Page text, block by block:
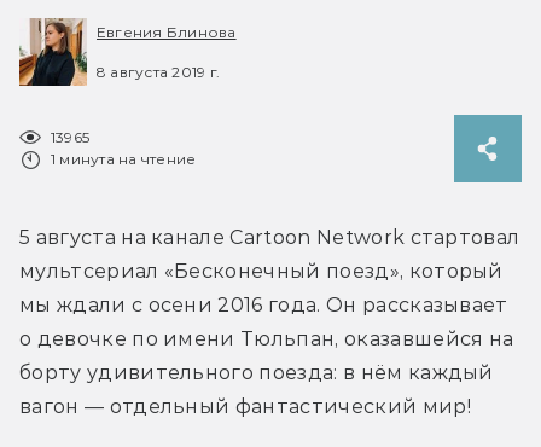
Евгения Блинова
8 августа 2019 г.
13965
1 минута на чтение
5 августа на канале Cartoon Network стартовал
мультсериал «Бесконечный поезд», который
мы ждали с осени 2016 года. Он рассказывает
о девочке по имени Тюльпан, оказавшейся на
борту удивительного поезда: в нём каждый
вагон — отдельный фантастический мир!